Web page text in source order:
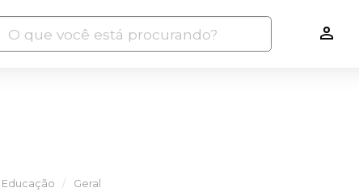
Educação Geral